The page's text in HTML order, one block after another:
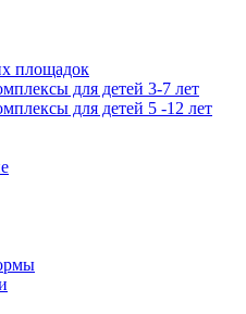
площадок
для детей 3-7 лет
для детей 5 -12 лет